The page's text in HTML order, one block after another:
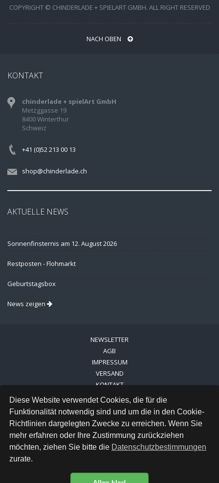
Diese Website verwendet Cookies, die für die
Funktionalität notwendig sind und um die in den Cookie-
Richtlinien dargelegten Zwecke zu erreichen. Wenn Sie
mehr erfahren oder Ihre Zustimmung zurückziehen
möchten, ziehen Sie bitte die Datenschutzbestimmungen
zurate.
COPYRIGHT © CHINDERLADE + SPIELART GMBH. ALL RIGHT RESERVED
NACH OBEN
KONTAKT
chinderlade + spielArt GmbH
Metzggasse 19
8400 Winterthur
Schweiz
+41 (0)52 213 00 13
shop@chinderlade.ch
AKTUELLE NEWS
Sonnenfinsternis am 12. August 2026
Restposten - Flohmarkt
Geburtstagsbox
News zeigen
NEWSLETTER
AGB
IMPRESSUM
VERSAND
KONTAKT
LINKS
DATENSCHUTZ
INSTAGRAM